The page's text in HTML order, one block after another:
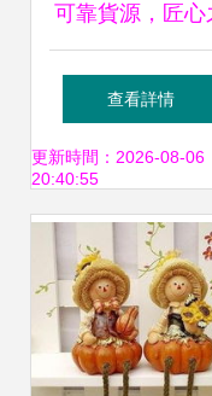
可靠貨源，匠心
作 探索優質塑料
樹脂工藝品供應
道
查看詳情
更新時間：2026-08-06
20:40:55